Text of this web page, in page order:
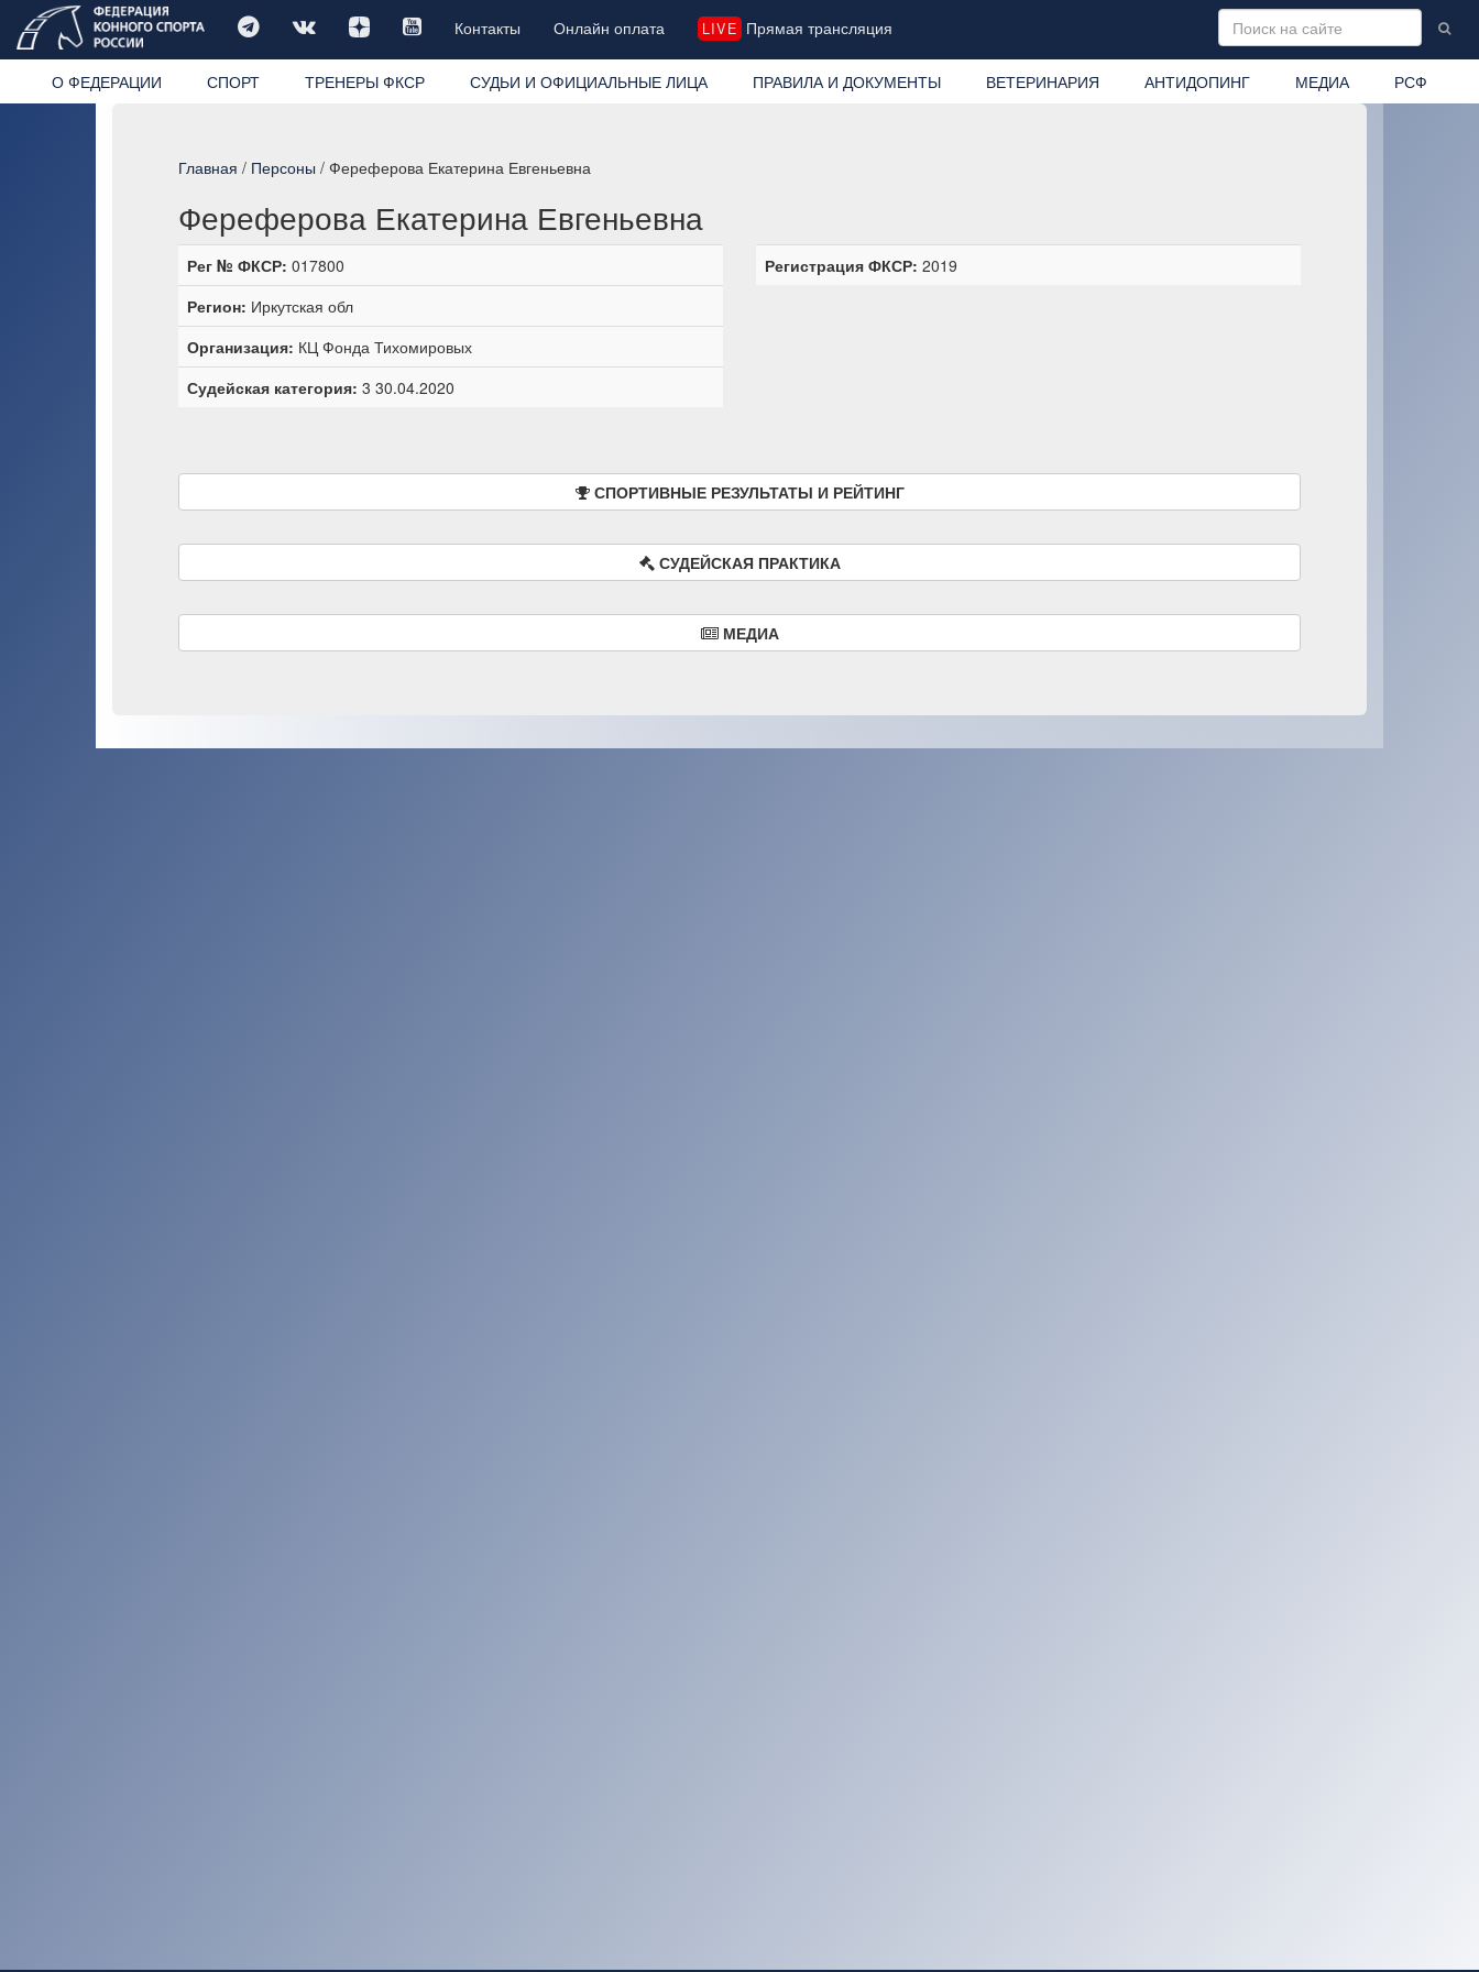
Контакты Онлайн оплата LIVE Прямая трансляция
О ФЕДЕРАЦИИ СПОРТ ТРЕНЕРЫ ФКСР СУДЬИ И ОФИЦИАЛЬНЫЕ ЛИЦА ПРАВИЛА И ДОКУМЕНТЫ ВЕТЕРИНАРИЯ АНТИДОПИНГ МЕДИА РСФ
Главная / Персоны / Фереферова Екатерина Евгеньевна
Фереферова Екатерина Евгеньевна
Рег № ФКСР: 017800
Регион: Иркутская обл
Организация: КЦ Фонда Тихомировых
Судейская категория: 3 30.04.2020
Регистрация ФКСР: 2019
СПОРТИВНЫЕ РЕЗУЛЬТАТЫ И РЕЙТИНГ
СУДЕЙСКАЯ ПРАКТИКА
МЕДИА